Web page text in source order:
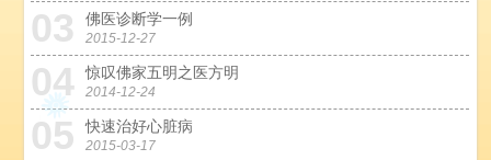
03 佛医诊断学一例
2015-12-27
04 惊叹佛家五明之医方明
2014-12-24
05 快速治好心脏病
2015-03-17